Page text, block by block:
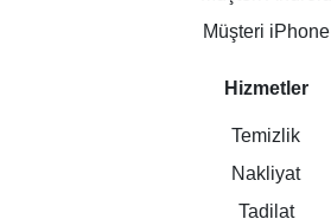
Müşteri iPhone
Hizmetler
Temizlik
Nakliyat
Tadilat